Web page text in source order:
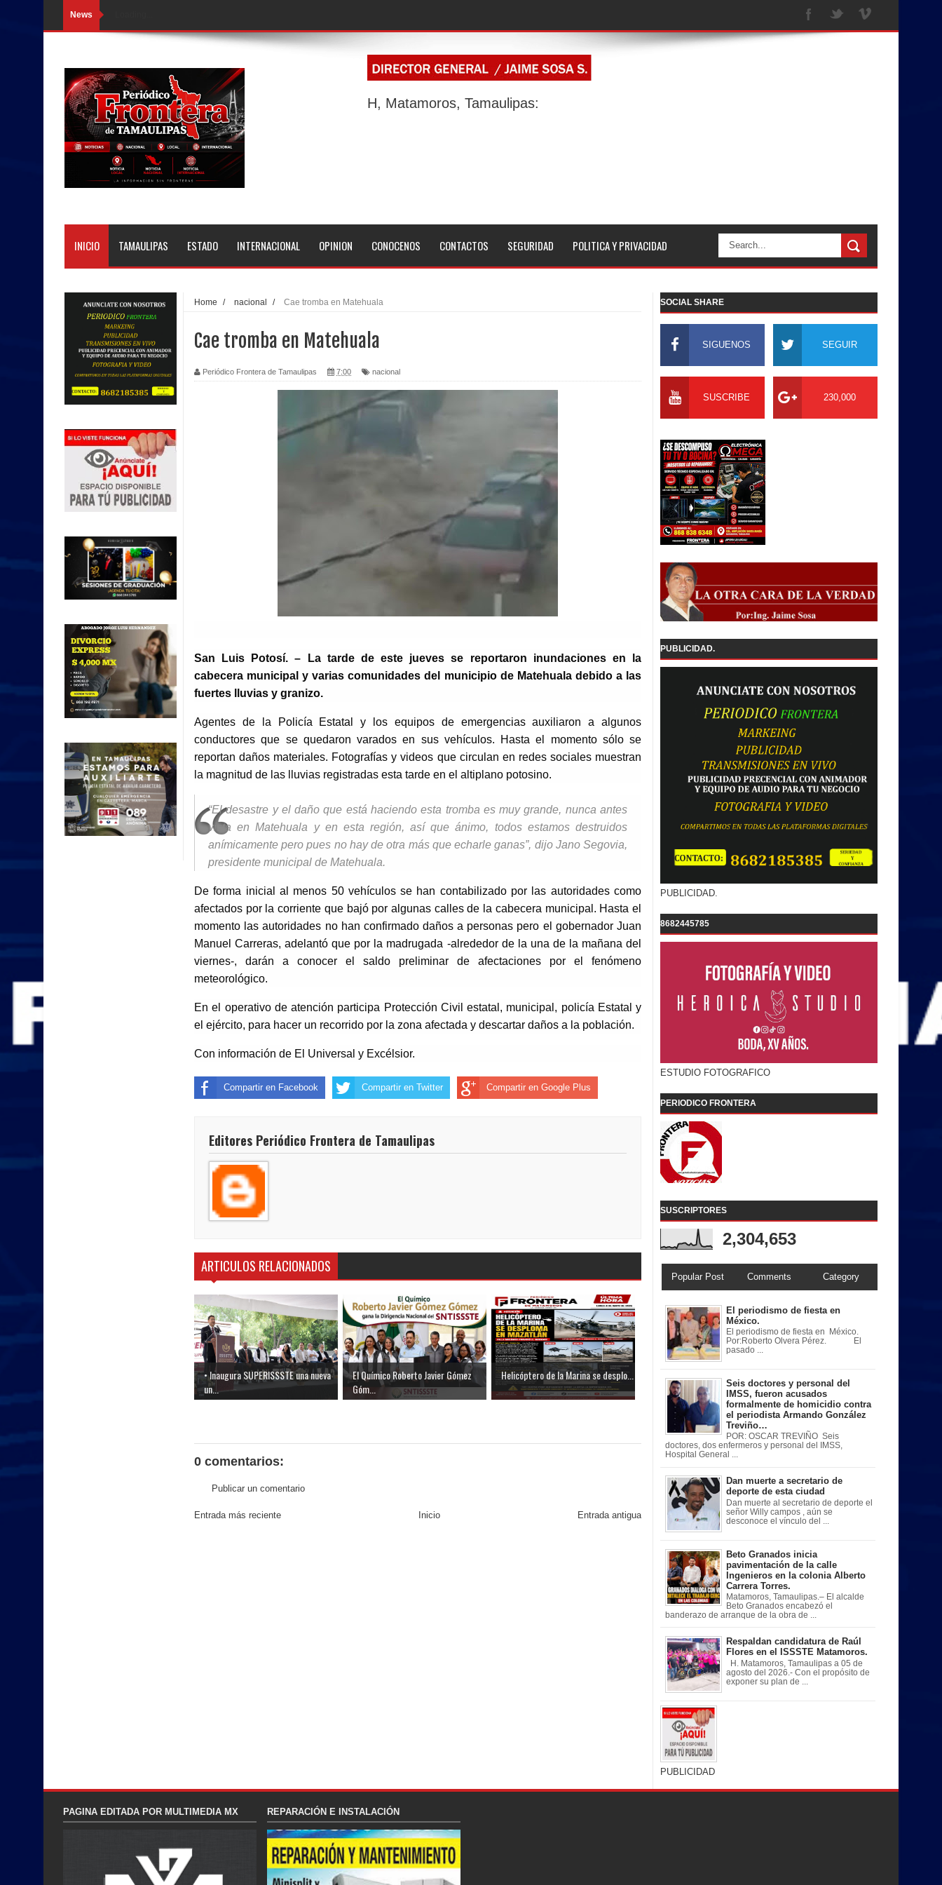
News
H, Matamoros, Tamaulipas:
INICIO TAMAULIPAS ESTADO INTERNACIONAL OPINION CONOCENOS CONTACTOS SEGURIDAD POLITICA Y PRIVACIDAD
Home / nacional / Cae tromba en Matehuala
Cae tromba en Matehuala
Periódico Frontera de Tamaulipas 7:00 nacional
San Luis Potosí. – La tarde de este jueves se reportaron inundaciones en la
cabecera municipal y varias comunidades del municipio de Matehuala debido a las
fuertes lluvias y granizo.
Agentes de la Policía Estatal y los equipos de emergencias auxiliaron a algunos
conductores que se quedaron varados en sus vehículos. Hasta el momento sólo se
reportan daños materiales. Fotografías y videos que circulan en redes sociales muestran
la magnitud de las lluvias registradas esta tarde en el altiplano potosino.
“El desastre y el daño que está haciendo esta tromba es muy grande, nunca antes
vista en Matehuala y en esta región, así que ánimo, todos estamos destruidos
anímicamente pero pues no hay de otra más que echarle ganas”, dijo Jano Segovia,
presidente municipal de Matehuala.
De forma inicial al menos 50 vehículos se han contabilizado por las autoridades como
afectados por la corriente que bajó por algunas calles de la cabecera municipal. Hasta el
momento las autoridades no han confirmado daños a personas pero el gobernador Juan
Manuel Carreras, adelantó que por la madrugada -alrededor de la una de la mañana del
viernes-, darán a conocer el saldo preliminar de afectaciones por el fenómeno
meteorológico.
En el operativo de atención participa Protección Civil estatal, municipal, policía Estatal y
el ejército, para hacer un recorrido por la zona afectada y descartar daños a la población.
Con información de El Universal y Excélsior.
Compartir en Facebook Compartir en Twitter Compartir en Google Plus
Editores Periódico Frontera de Tamaulipas
ARTICULOS RELACIONADOS
• Inaugura SUPERISSSTE una nueva
un...
El Químico Roberto Javier Gómez
Góm...
Helicóptero de la Marina se desplo...
0 comentarios:
Publicar un comentario
Entrada más reciente Entrada antigua
Inicio
SOCIAL SHARE
SIGUENOS SEGUIR
SUSCRIBE 230,000
PUBLICIDAD.
PUBLICIDAD.
8682445785
ESTUDIO FOTOGRAFICO
PERIODICO FRONTERA
SUSCRIPTORES
2,304,653
Popular Post Comments Category
El periodismo de fiesta en
México.
El periodismo de fiesta en México.
Por:Roberto Olvera Pérez. El
pasado ...
Seis doctores y personal del
IMSS, fueron acusados
formalmente de homicidio contra
el periodista Armando González
Treviño…
POR: OSCAR TREVIÑO Seis
doctores, dos enfermeros y personal del IMSS,
Hospital General ...
Dan muerte a secretario de
deporte de esta ciudad
Dan muerte al secretario de deporte el
señor Willy campos , aún se
desconoce el vínculo del ...
Beto Granados inicia
pavimentación de la calle
Ingenieros en la colonia Alberto
Carrera Torres.
Matamoros, Tamaulipas.– El alcalde
Beto Granados encabezó el
banderazo de arranque de la obra de ...
Respaldan candidatura de Raúl
Flores en el ISSSTE Matamoros.
H. Matamoros, Tamaulipas a 05 de
agosto del 2026.- Con el propósito de
exponer su plan de ...
PUBLICIDAD
PAGINA EDITADA POR MULTIMEDIA MX REPARACIÓN E INSTALACIÓN